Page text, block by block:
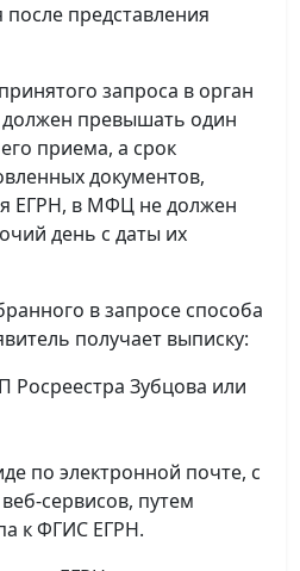
после представления
запроса в орган
должен превышать один
приема, а срок
документов,
ЕГРН, в МФЦ не должен
день с даты их
в запросе способа
получает выписку:
Зубцова или
по электронной почте, с
сервисов, путем
к ФГИС ЕГРН.